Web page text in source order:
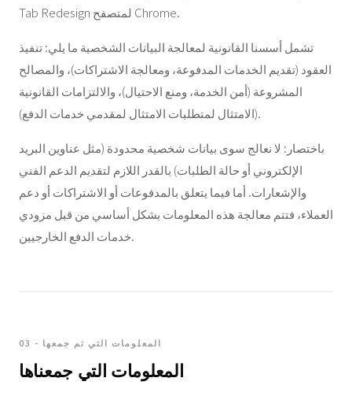
Tab Redesign لمتصفح Chrome.
تشمل أسسنا القانونية لمعالجة البيانات الشخصية ما يلي: تنفيذ
العقود (تقديم الخدمات المدفوعة، ومعالجة الاشتراكات)، والمصالح
المشروعة (أمن الخدمة، ومنع الاحتيال)، والالتزامات القانونية
(الامتثال لمتطلبات الامتثال لمقدمي خدمات الدفع).
باختصار: لا نعالج سوى بيانات شخصية محدودة (مثل عناوين البريد
الإلكتروني أو حالة الطلبات) بالقدر اللازم لتقديم الدعم الفني
والإشعارات. أما فيما يتعلق بالمدفوعات أو الاشتراكات أو دعم
العملاء، فتتم معالجة هذه المعلومات بشكل أساسي من قبل مزودي
خدمات الدفع الخارجيين.
03 - المعلومات التي تم جمعها
المعلومات التي جمعناها